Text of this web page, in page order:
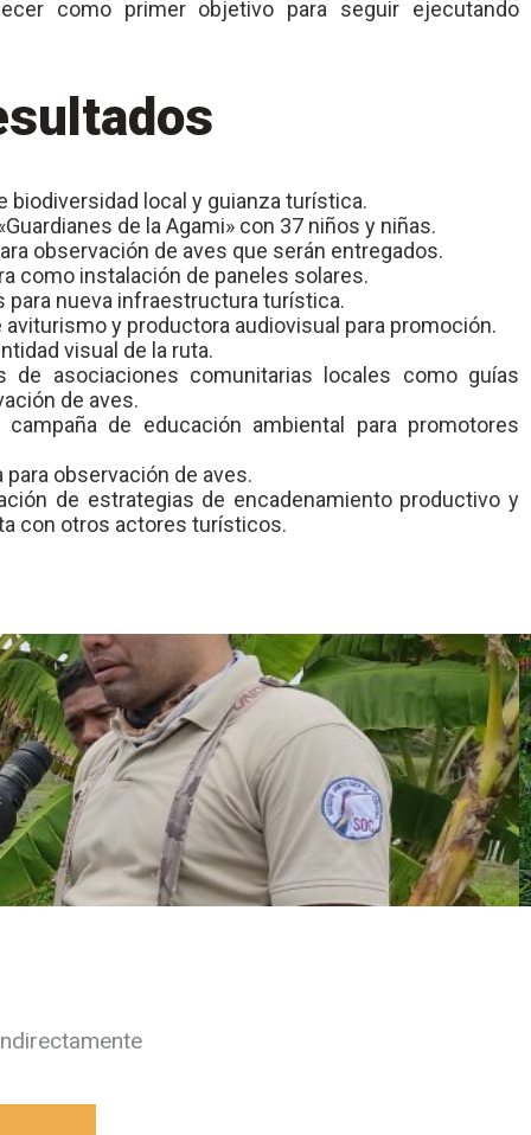
como primer objetivo para seguir ejecutando
biodiversidad local y guianza turística.
de la Agami» con 37 niños y niñas.
observación de aves que serán entregados.
como instalación de paneles solares.
para nueva infraestructura turística.
y productora audiovisual para promoción.
visual de la ruta.
de asociaciones comunitarias locales como guías
de aves.
de educación ambiental para promotores
observación de aves.
de estrategias de encadenamiento productivo y
con otros actores turísticos.